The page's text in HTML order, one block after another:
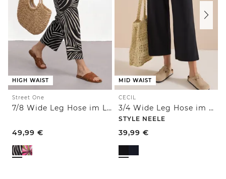
HIGH WAIST
Street One
7/8 Wide Leg Hose im Loose Fit
49,99 €
MID WAIST
CECIL
3/4 Wide Leg Hose im Casual Fit
STYLE NEELE
39,99 €